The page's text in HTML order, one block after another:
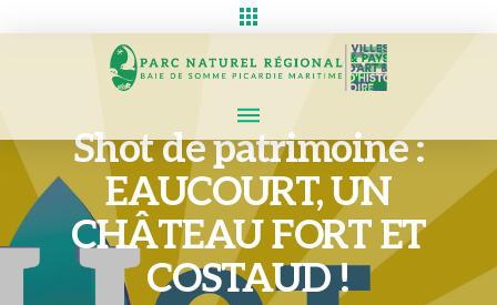
Shot de patrimoine :
EAUCOURT, UN
CHÂTEAU FORT ET
COSTAUD !